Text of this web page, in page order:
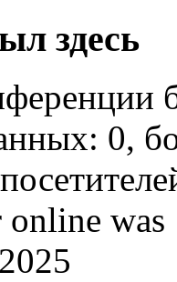
здесь
0,
online was